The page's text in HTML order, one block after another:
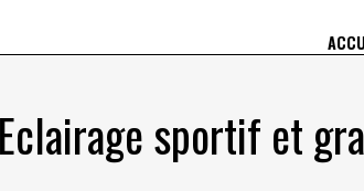
Eclairage sportif et